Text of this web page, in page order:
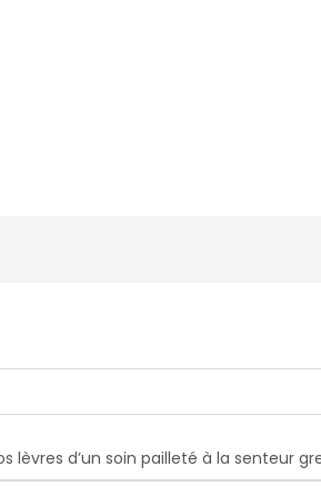
d’un soin pailleté à la senteur